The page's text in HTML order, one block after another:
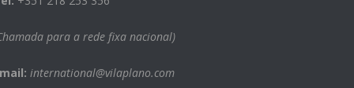
para a rede fixa nacional)
international@vilaplano.com